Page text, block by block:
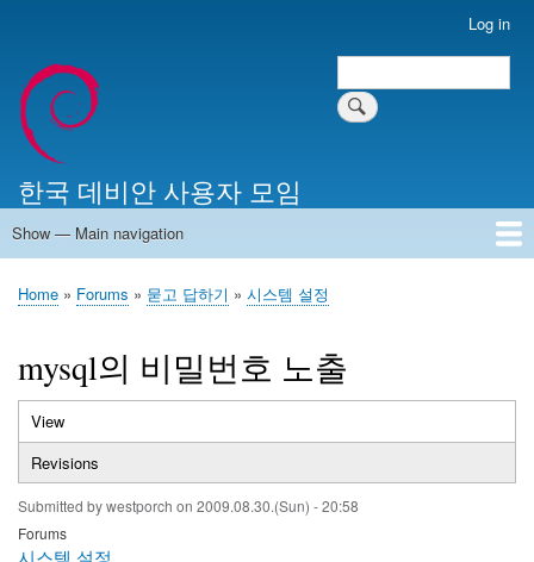
account
menu
Log in
Search
한국 데비안 사용자 모임
Main
Show — Main navigation
Home
알리는 말씀
최근 게시물
위키 문서
미러 서버
Breadcrumb
Home Forums 묻고 답하기 시스템 설정
mysql의 비밀번호 노출
Primary
tabs
View
tab)
Revisions
Submitted bywestporch on 2009.08.30.(Sun) - 20:58
Forums
시스템 설정